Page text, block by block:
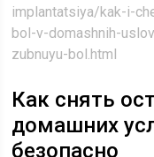
implantatsiya/kak-i-
bol-v-domashnih-
zubnuyu-bol.html
Как снять
домашних
безопасно